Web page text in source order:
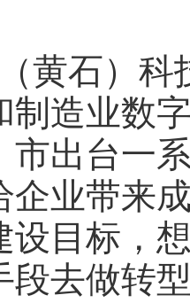
黄石）
制造业数
市出台一
企业带来
设目标，
段去做转